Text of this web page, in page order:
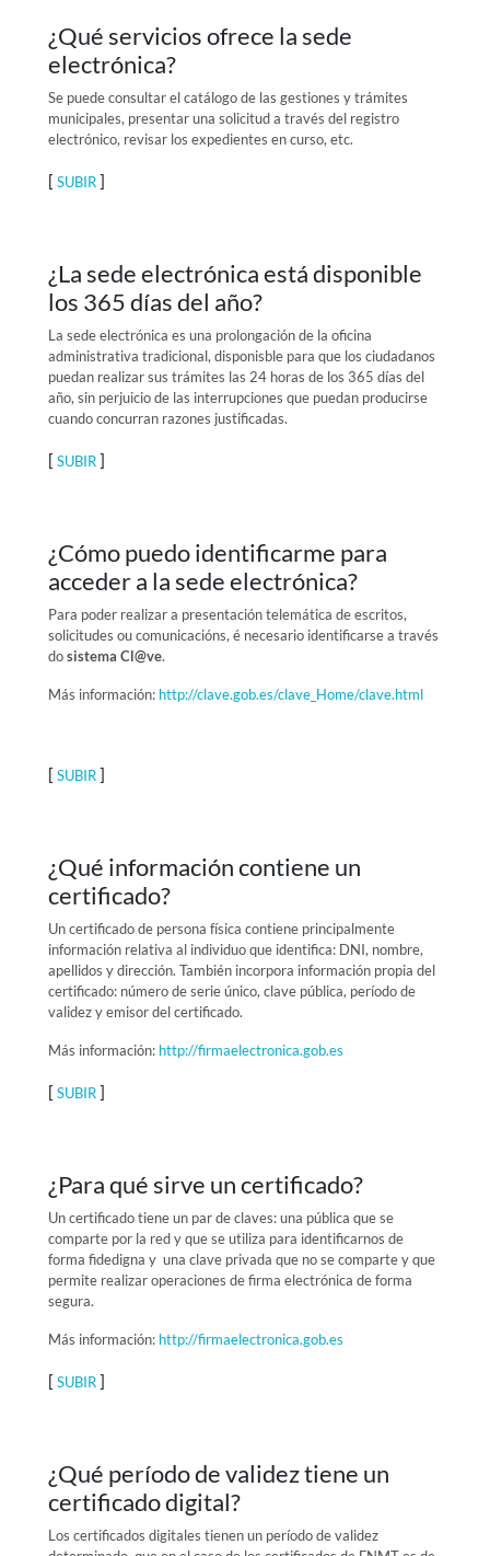
¿Qué servicios ofrece la sede
electrónica?
Se puede consultar el catálogo de las gestiones y trámites
municipales, presentar una solicitud a través del registro
electrónico, revisar los expedientes en curso, etc.
[ SUBIR]
¿La sede electrónica está disponible
los 365 días del año?
La sede electrónica es una prolongación de la oficina
administrativa tradicional, disponisble para que los ciudadanos
puedan realizar sus trámites las 24 horas de los 365 días del
año, sin perjuicio de las interrupciones que puedan producirse
cuando concurran razones justificadas.
[ SUBIR]
¿Cómo puedo identificarme para
acceder a la sede electrónica?
Para poder realizar a presentación telemática de escritos,
solicitudes ou comunicacións, é necesario identificarse a través
dosistema Cl@ve.
Más información: http://clave.gob.es/clave_Home/clave.html
[ SUBIR]
¿Qué información contiene un
certificado?
Un certificado de persona física contiene principalmente
información relativa al individuo que identifica: DNI, nombre,
apellidos y dirección. También incorpora información propia del
certificado: número de serie único, clave pública, período de
validez y emisor del certificado.
Más información: http://firmaelectronica.gob.es
[ SUBIR]
¿Para qué sirve un certificado?
Un certificado tiene un par de claves: una pública que se
comparte por la red y que se utiliza para identificarnos de
forma fidedigna y una clave privada que no se comparte y que
permite realizar operaciones de firma electrónica de forma
segura.
Más información: http://firmaelectronica.gob.es
[ SUBIR]
¿Qué período de validez tiene un
certificado digital?
Los certificados digitales tienen un período de validez